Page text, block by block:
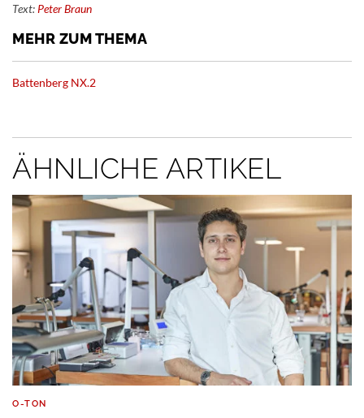
Text: Peter Braun
MEHR ZUM THEMA
Battenberg NX.2
ÄHNLICHE ARTIKEL
O-TON